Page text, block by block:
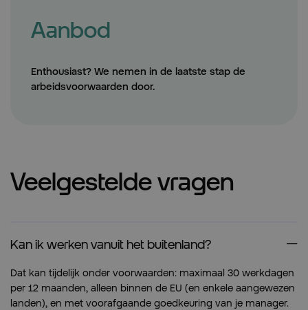
Aanbod
Enthousiast? We nemen in de laatste stap de
arbeidsvoorwaarden door.
Veelgestelde vragen
Kan ik werken vanuit het buitenland?
Dat kan tijdelijk onder voorwaarden: maximaal 30 werkdagen
per 12 maanden, alleen binnen de EU (en enkele aangewezen
landen), en met voorafgaande goedkeuring van je manager.